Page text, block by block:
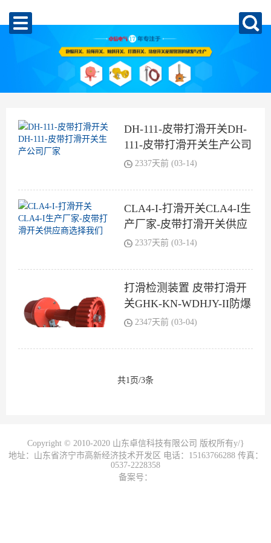
DH-111-皮带打滑开关DH-
111-皮带打滑开关生产公司
厂家2337天前 (03-14)
CLA4-I-打滑开关CLA4-I生
产厂家-皮带打滑开关供应
商选择我们
2337天前 (03-14)
打滑检测装置 皮带打滑开
关GHK-KN-WDHJY-II防爆
打滑开关
2347天前 (03-04)
共1页/3条
Copyright © 2010-2020 山东卓信科技有限公司 版权所有y/}
地址：山东省济宁市高新经济技术开发区 电话：15163766288 传真：
0537-2228358
备案号：